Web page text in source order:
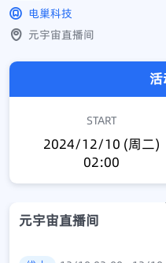
电巢科技
元宇宙直播间
活
START
2024/12/10 (周二)
02:00
元宇宙直播间